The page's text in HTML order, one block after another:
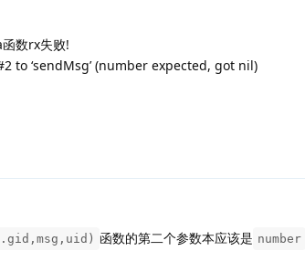
数rx失败!
to ‘sendMsg’ (number expected, got nil)
函数的第二个参数本应该是 number